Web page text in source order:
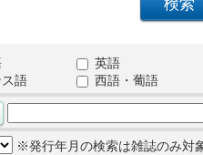
英語
語
西語・葡語
※発行年月の検索は雑誌のみ対